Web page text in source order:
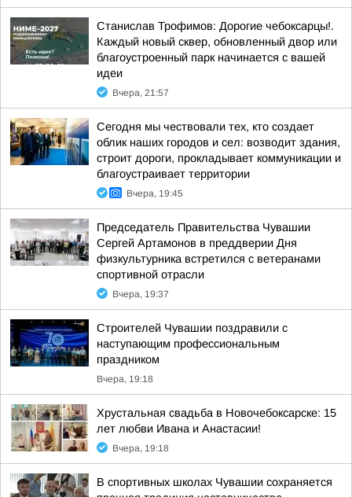
Станислав Трофимов: Дорогие чебоксарцы!.
Каждый новый сквер, обновленный двор или
благоустроенный парк начинается с вашей
идеи
Вчера, 21:57
Сегодня мы чествовали тех, кто создает
облик наших городов и сел: возводит здания,
строит дороги, прокладывает коммуникации и
благоустраивает территории
Вчера, 19:45
Председатель Правительства Чувашии
Сергей Артамонов в преддверии Дня
физкультурника встретился с ветеранами
спортивной отрасли
Вчера, 19:37
Строителей Чувашии поздравили с
наступающим профессиональным
праздником
Вчера, 19:18
Хрустальная свадьба в Новочебоксарске: 15
лет любви Ивана и Анастасии!
Вчера, 19:18
В спортивных школах Чувашии сохраняется